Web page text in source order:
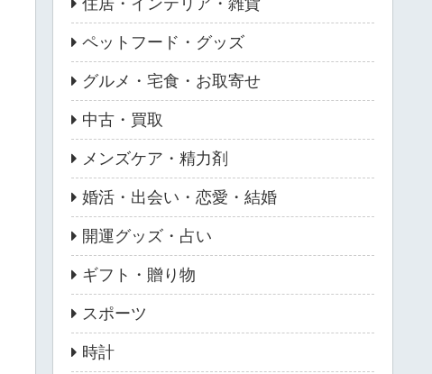
住居・インテリア・雑貨
ペットフード・グッズ
グルメ・宅食・お取寄せ
中古・買取
メンズケア・精力剤
婚活・出会い・恋愛・結婚
開運グッズ・占い
ギフト・贈り物
スポーツ
時計